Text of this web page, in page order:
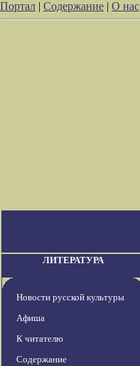
Портал | Содержание | О нас
ЛИТЕРАТУРА
Новости русской культуры
Афиша
К читателю
Содержание